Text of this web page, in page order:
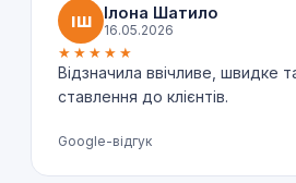
ІШ Ілона Шатило
16.05.2026
★★★★★
Відзначила ввічливе, швидке
ставлення до клієнтів.
Google-відгук